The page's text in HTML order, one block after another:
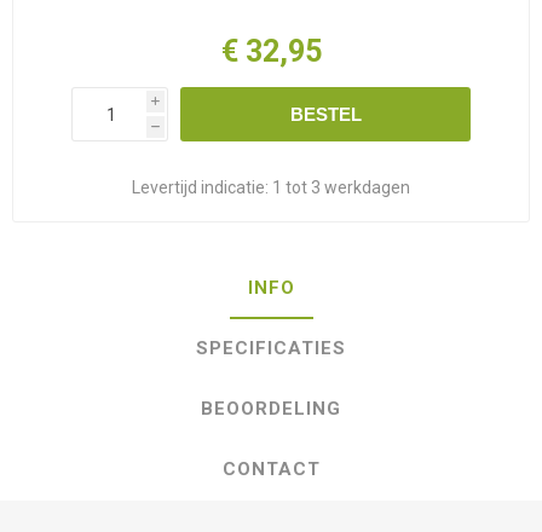
€ 32,95
i
h
BESTEL
Levertijd indicatie: 1 tot 3 werkdagen
INFO
SPECIFICATIES
BEOORDELING
CONTACT